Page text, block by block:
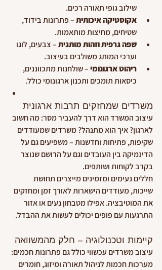
שילוב גופי תאורה רכים.
אקוסטיקה איכותית – פתרונות בידוד,
שטיחים, מחיצות מותאמות.
שפה גרפית וזהות מותגית – צבעים, לוגו
וערכי המותג משולבים בעיצוב.
ריהוט ארגונומי – שולחנות מתכווננים,
כיסאות תומכים ותכנון ארגונומי כולל.
משרדים שמחזקים תרבות ארגונית
עיצוב המשרד הוא דרך להעביר מסר: מה חשוב
לארגון? איך הוא מתנהל? משרדים שמעודדים
שקיפות, פתיחות וחדשנות – משפיעים גם על
הדינמיקה בין העובדים וגם על הרושם שנוצר
בקרב לקוחות ושותפים.
חללים נעימים ומזמינים מייצרים תחושת
שייכות, מעודדים הישארות לאורך זמן ומחזקים
את המוטיבציה. אפילו מטבחון נעים או אזור
התרגעות עם פופים יכולים לעשות את ההבדל.
קיימות וטכנולוגיה – חלק מהמשוואה
עיצוב משרדים עכשווי כולל גם פתרונות חכמים:
מערכות חכמות לניהול תאורה ומיזוג, חומרים